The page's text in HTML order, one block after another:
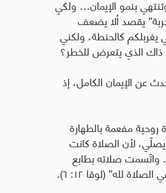
بنمو الإيمان… ولكي
يقصد ألا يضعف
كالحنطة، ولكني
ذاك الذي يتعرض للخطر؟
عن الإيمان الكامل، إذ
مفعمة بالطهارة
لأن الصلاة كانت
واتّسمت صلاته بطابع
لله” (لوقا ١٢: ٦).